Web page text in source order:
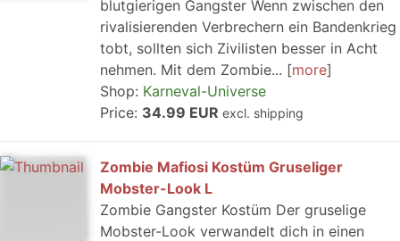
blutgierigen Gangster Wenn zwischen den
rivalisierenden Verbrechern ein Bandenkrieg
tobt, sollten sich Zivilisten besser in Acht
nehmen. Mit dem Zombie...
more
Shop: Karneval-Universe
Price: 34.99 EUR excl. shipping
Zombie Mafiosi Kostüm Gruseliger
Mobster-Look L
Zombie Gangster Kostüm Der gruselige
Mobster-Look verwandelt dich in einen